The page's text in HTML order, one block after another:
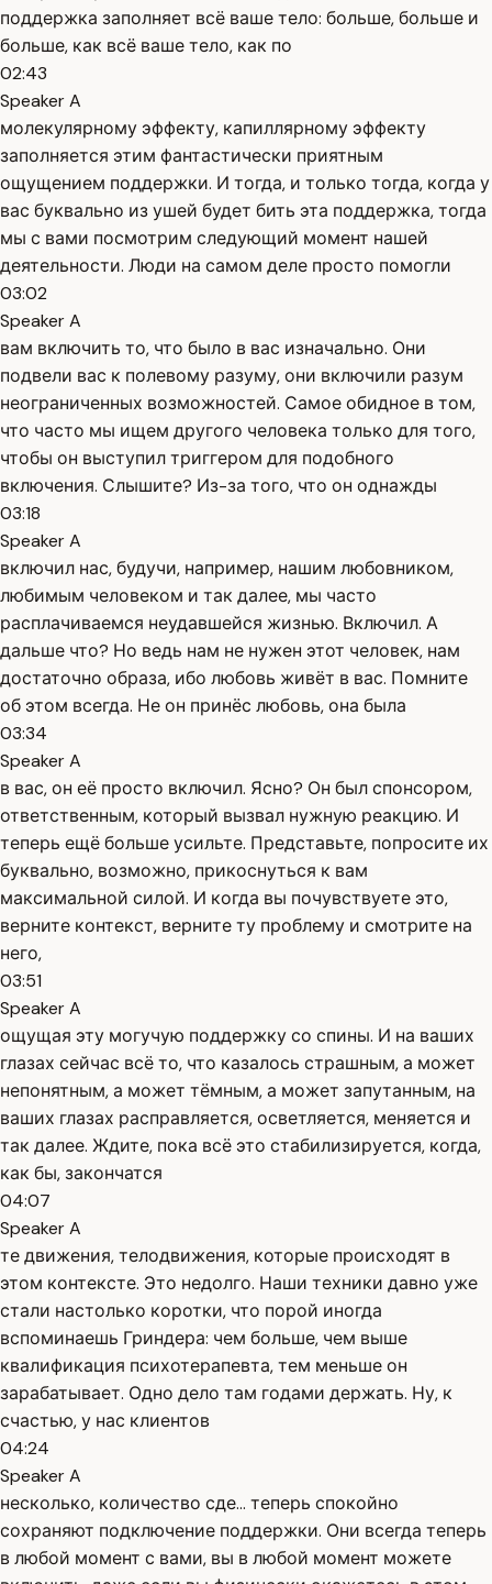
поддержка заполняет всё ваше тело: больше, больше и
больше, как всё ваше тело, как по
02:43
Speaker A
молекулярному эффекту, капиллярному эффекту
заполняется этим фантастически приятным
ощущением поддержки. И тогда, и только тогда, когда у
вас буквально из ушей будет бить эта поддержка, тогда
мы с вами посмотрим следующий момент нашей
деятельности. Люди на самом деле просто помогли
03:02
Speaker A
вам включить то, что было в вас изначально. Они
подвели вас к полевому разуму, они включили разум
неограниченных возможностей. Самое обидное в том,
что часто мы ищем другого человека только для того,
чтобы он выступил триггером для подобного
включения. Слышите? Из-за того, что он однажды
03:18
Speaker A
включил нас, будучи, например, нашим любовником,
любимым человеком и так далее, мы часто
расплачиваемся неудавшейся жизнью. Включил. А
дальше что? Но ведь нам не нужен этот человек, нам
достаточно образа, ибо любовь живёт в вас. Помните
об этом всегда. Не он принёс любовь, она была
03:34
Speaker A
в вас, он её просто включил. Ясно? Он был спонсором,
ответственным, который вызвал нужную реакцию. И
теперь ещё больше усильте. Представьте, попросите их
буквально, возможно, прикоснуться к вам
максимальной силой. И когда вы почувствуете это,
верните контекст, верните ту проблему и смотрите на
него,
03:51
Speaker A
ощущая эту могучую поддержку со спины. И на ваших
глазах сейчас всё то, что казалось страшным, а может
непонятным, а может тёмным, а может запутанным, на
ваших глазах расправляется, осветляется, меняется и
так далее. Ждите, пока всё это стабилизируется, когда,
как бы, закончатся
04:07
Speaker A
те движения, телодвижения, которые происходят в
этом контексте. Это недолго. Наши техники давно уже
стали настолько коротки, что порой иногда
вспоминаешь Гриндера: чем больше, чем выше
квалификация психотерапевта, тем меньше он
зарабатывает. Одно дело там годами держать. Ну, к
счастью, у нас клиентов
04:24
Speaker A
несколько, количество сде... теперь спокойно
сохраняют подключение поддержки. Они всегда теперь
в любой момент с вами, вы в любой момент можете